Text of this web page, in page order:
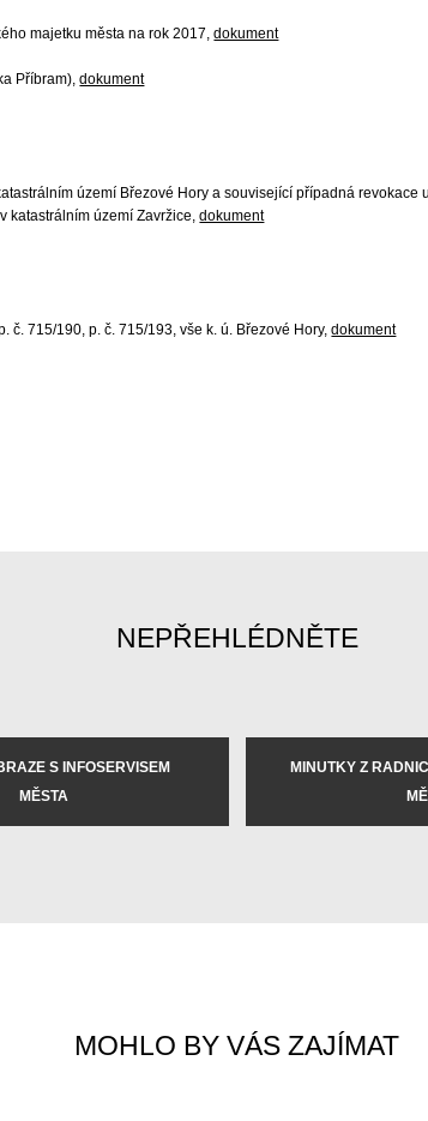
majetku města na rok 2017,dokument
Příbram),dokument
území Březové Hory a související případná
katastrálním území Zavržice,dokument
č. 715/190, p. č. 715/193, vše k. ú. Březové Hory,dokument
NEPŘEHLÉDNĚTE
S INFOSERVISEM
MĚSTA
MINUTKY Z
MOHLO BY VÁS ZAJÍMAT